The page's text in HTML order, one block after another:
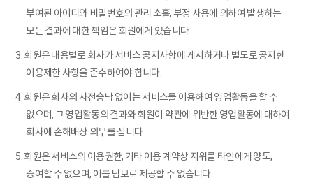
부여된 아이디와 비밀번호의 관리 소홀, 부정 사용에 의하여 발생하는
모든 결과에 대한 책임은 회원에게 있습니다.
3. 회원은 내용별로 회사가 서비스 공지사항에 게시하거나 별도로 공지한
이용제한 사항을 준수하여야 합니다.
4. 회원은 회사의 사전승낙 없이는 서비스를 이용하여 영업활동을 할 수
없으며, 그 영업활동의 결과와 회원이 약관에 위반한 영업활동에 대하여
회사에 손해배상 의무를 집니다.
5. 회원은 서비스의 이용권한, 기타 이용 계약상 지위를 타인에게 양도,
증여할 수 없으며, 이를 담보로 제공할 수 없습니다.